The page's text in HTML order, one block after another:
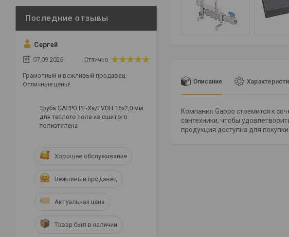
Описание
Компания Gappo стремится к
сантехники, чтобы
продукция доступна для
Сергей
07.09.2025 Отлично
Грамотный и вежливый продавец.
Отличные цены!
Труба GAPPO PE-Xa/EVOH 16x2,0 мм
для теплого пола из сшитого
полиэтилена
Хорошее обслуживание
Вежливый продавец
Актуальная цена
Товар был в наличии